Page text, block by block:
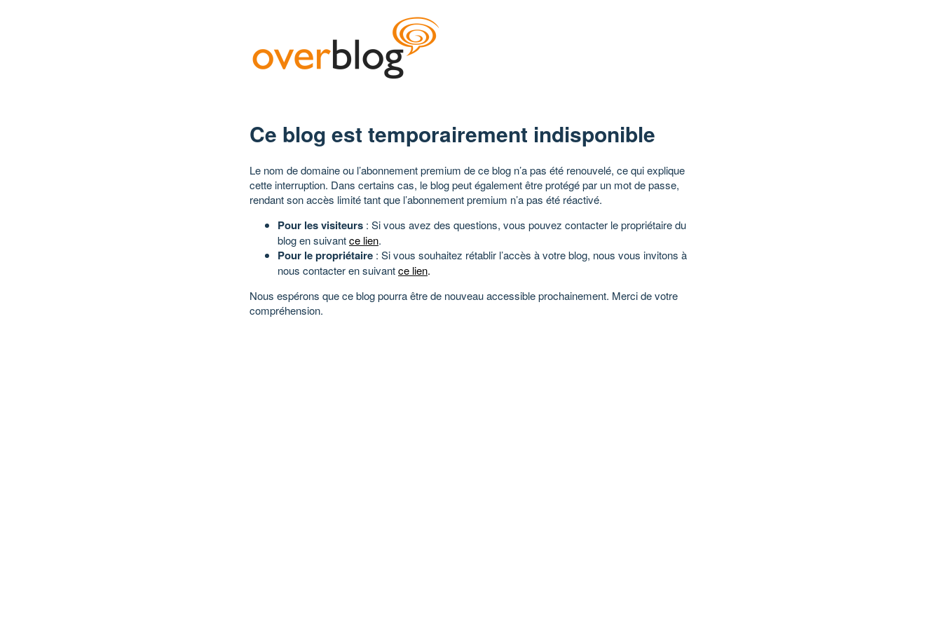
Ce blog est temporairement indisponible
Le nom de domaine ou l’abonnement premium de ce blog n’a pas été renouvelé, ce qui explique
cette interruption. Dans certains cas, le blog peut également être protégé par un mot de passe,
rendant son accès limité tant que l’abonnement premium n’a pas été réactivé.
Pour les visiteurs : Si vous avez des questions, vous pouvez contacter le propriétaire du
blog en suivantce lien.
Pour le propriétaire : Si vous souhaitez rétablir l’accès à votre blog, nous vous invitons à
nous contacter en suivantce lien.
Nous espérons que ce blog pourra être de nouveau accessible prochainement. Merci de votre
compréhension.